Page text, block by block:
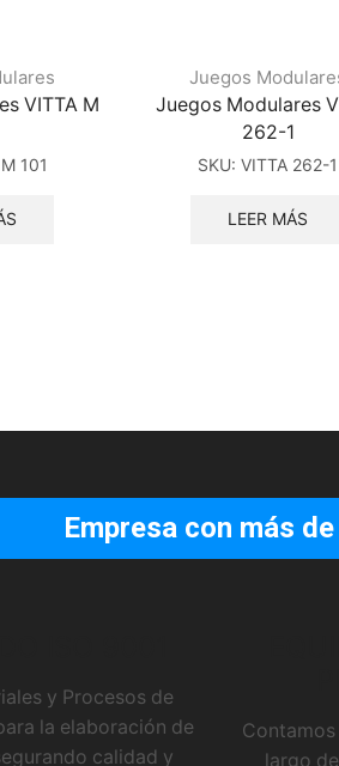
VITTA M
101
Juegos
Juegos Modulares
262-1
SKU: VITTA 262-1
LEER MÁS
Empresa con más
y Procesos de
la elaboración de
calidad y
largo